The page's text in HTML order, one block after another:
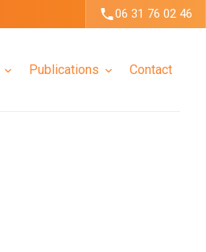
06 31 76 02 46
Publications Contact